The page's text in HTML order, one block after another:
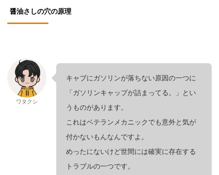
醤油さしの穴の原理
ワタクシ
キャブにガソリンが落ちない原因の一つに
「ガソリンキャップが詰まってる。」とい
うものがあります。
これはベテランメカニックでも意外と気が
付かないもんなんですよ。
めったにないけど世間には確実に存在する
トラブルの一つです。